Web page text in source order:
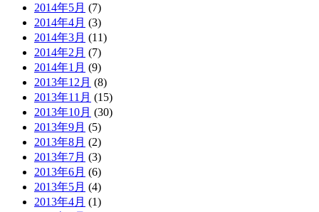
2014年5月 (7)
2014年4月 (3)
2014年3月 (11)
2014年2月 (7)
2014年1月 (9)
2013年12月 (8)
2013年11月 (15)
2013年10月 (30)
2013年9月 (5)
2013年8月 (2)
2013年7月 (3)
2013年6月 (6)
2013年5月 (4)
2013年4月 (1)